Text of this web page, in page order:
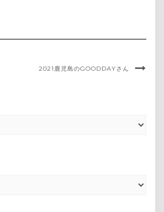
2021鹿児島のGOODDAYさん